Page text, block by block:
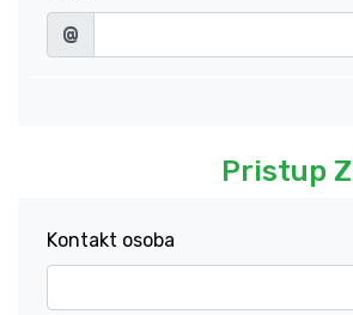
@
Pristup
Kontakt osoba